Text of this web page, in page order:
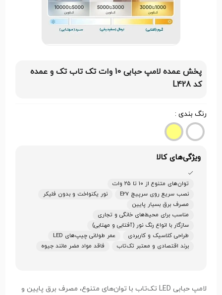
پخش عمده لامپ حبابی 10 وات تک تاب تک و عمده
کد L428
رنگ بندی :
ویژگی‌های کالا
توان‌های متنوع از ۱۰ تا ۲۵ وات
نصب سریع روی سرپیچ E27
نور یکنواخت و بدون فلیکر
مصرف برق بسیار پایین
مناسب برای محیط‌های خانگی و تجاری
سازگار با انواع رنگ نور (آفتابی و مهتابی)
طراحی کلاسیک و کاربردی
عمر طولانی چیپ‌های LED
برند اقتصادی و معتبر تک‌تاب
فاقد مواد مضر مانند جیوه
لامپ حبابی LED تک‌تاب با توان‌های متنوع، مصرف برق پایین و